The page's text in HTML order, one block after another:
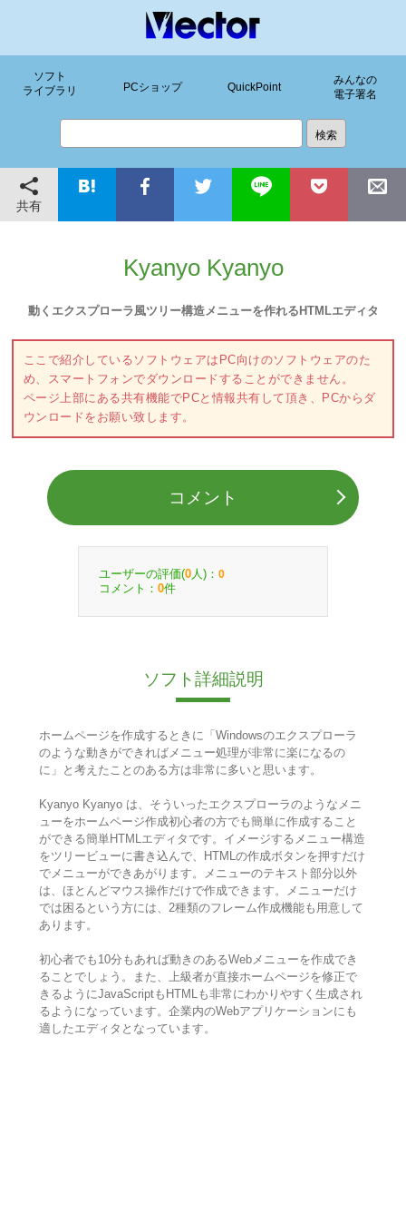
ソフト
ライブラリ
PCショップ QuickPoint
みんなの
電子署名
共有
Kyanyo Kyanyo
動くエクスプローラ風ツリー構造メニューを作れるHTMLエディタ
ここで紹介しているソフトウェアはPC向けのソフトウェアのた
め、スマートフォンでダウンロードすることができません。
ページ上部にある共有機能でPCと情報共有して頂き、PCからダ
ウンロードをお願い致します。
コメント
ユーザーの評価(0 人)： 0
コメント： 0件
ソフト詳細説明
ホームページを作成するときに「Windowsのエクスプローラ
のような動きができればメニュー処理が非常に楽になるの
に」と考えたことのある方は非常に多いと思います。
Kyanyo Kyanyo は、そういったエクスプローラのようなメニ
ューをホームページ作成初心者の方でも簡単に作成すること
ができる簡単HTMLエディタです。イメージするメニュー構造
をツリービューに書き込んで、HTMLの作成ボタンを押すだけ
でメニューができあがります。メニューのテキスト部分以外
は、ほとんどマウス操作だけで作成できます。メニューだけ
では困るという方には、2種類のフレーム作成機能も用意して
あります。
初心者でも10分もあれば動きのあるWebメニューを作成でき
ることでしょう。また、上級者が直接ホームページを修正で
きるようにJavaScriptもHTMLも非常にわかりやすく生成され
るようになっています。企業内のWebアプリケーションにも
適したエディタとなっています。